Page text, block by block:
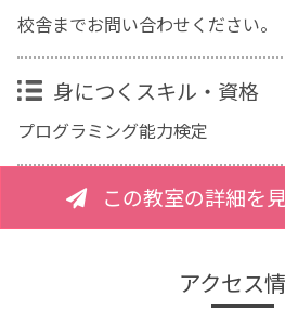
校舎までお問い合わせください。
身につくスキル・資格
プログラミング能力検定
この教室の詳細を
アクセス